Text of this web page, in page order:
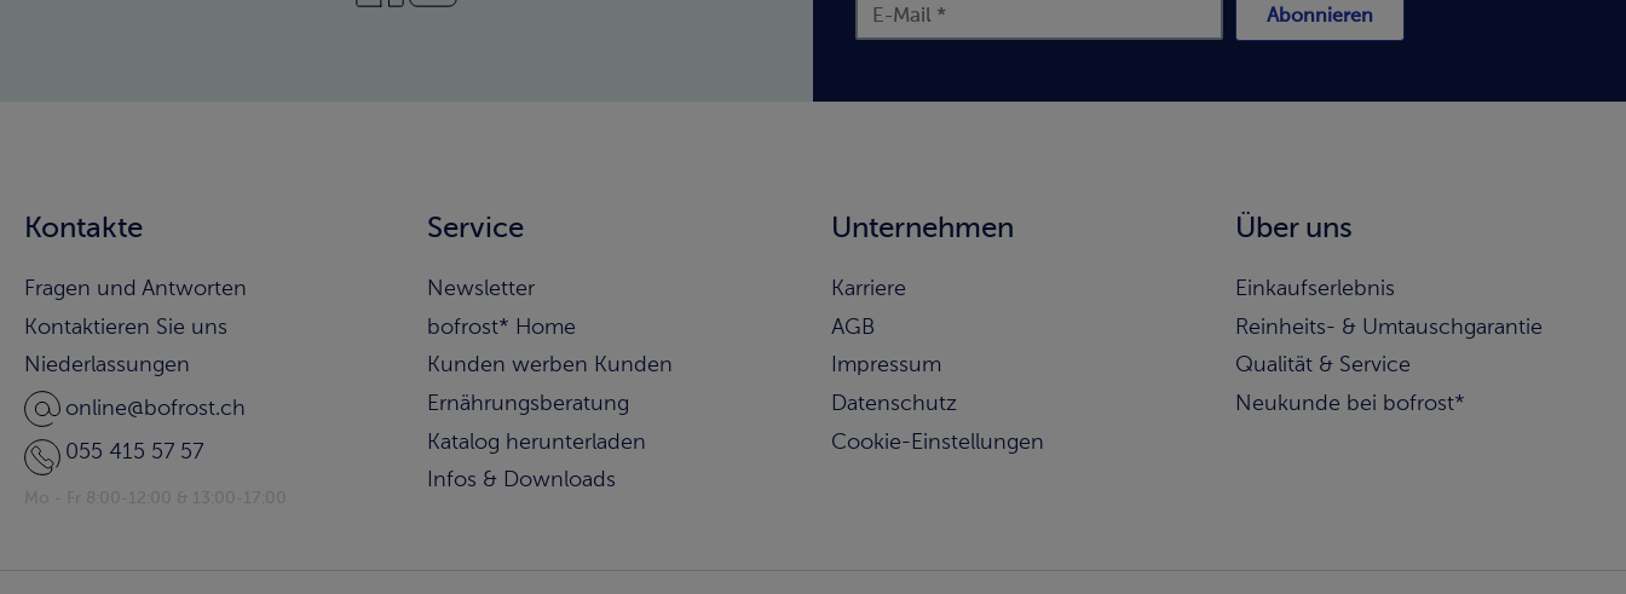
Kontakte
Fragen und Antworten
Kontaktieren Sie uns
Niederlassungen
online@bofrost.ch
055 415 57 57
Service
Newsletter
bofrost* Home
Kunden werben Kunden
Ernährungsberatung
Katalog herunterladen
Infos & Downloads
Unternehmen
Karriere
AGB
Impressum
Datenschutz
Cookie-Einstellungen
Über uns
Einkaufserlebnis
Reinheits- & Umtauschgarantie
Qualität & Service
Neukunde bei bofrost*
Abonnieren